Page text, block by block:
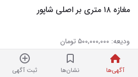
آگهی‌ها نشان‌ها ثبت آگهی
مغازه ۱۸ متری بر اصلی شاپور
ودیعه: ۵۰۰,۰۰۰,۰۰۰ تومان
اجاره: ۶۸,۰۰۰,۰۰۰ تومان
نردبان شده
آژانس املاک میرجعفری در امیریه